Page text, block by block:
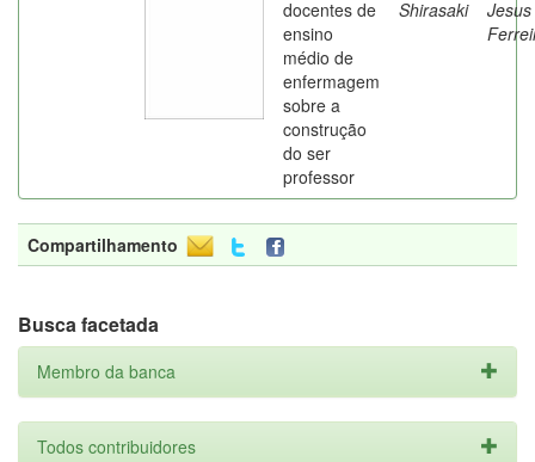
docentes de
ensino
médio de
enfermagem
sobre a
construção
do ser
professor
Shirasaki
Jesus
Compartilhamento
Busca facetada
Membro da banca
Todos contribuidores